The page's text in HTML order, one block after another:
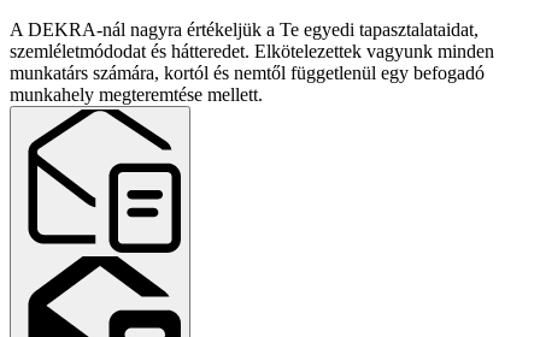
A DEKRA-nál nagyra értékeljük a Te egyedi tapasztalataidat,
szemléletmódodat és hátteredet. Elkötelezettek vagyunk minden
munkatárs számára, kortól és nemtől függetlenül egy befogadó
munkahely megteremtése mellett.